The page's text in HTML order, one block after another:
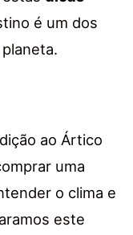
é um dos
ao Ártico
uma
o clima e
este